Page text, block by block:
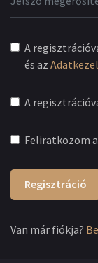
A
és az
A
Feliratkozom
Regisztráció
Van már fiókja?